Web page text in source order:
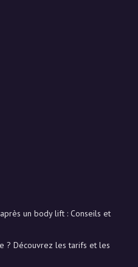
un body lift : Conseils et
? Découvrez les tarifs et les